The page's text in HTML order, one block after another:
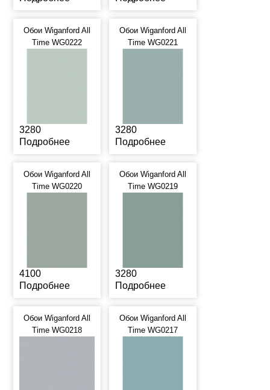
Обои Wiganford All
Time WG0222
3280
Подробнее
Обои Wiganford All
Time WG0221
3280
Подробнее
Обои Wiganford All
Time WG0220
4100
Подробнее
Обои Wiganford All
Time WG0219
3280
Подробнее
Обои Wiganford All
Time WG0218
Обои Wiganford All
Time WG0217